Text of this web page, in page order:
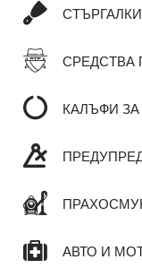
СРЕДСТВА
КАЛЪФИ
АВТО И